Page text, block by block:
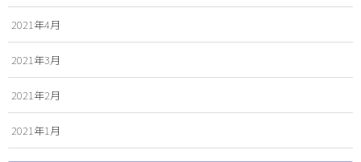
2021年4月
2021年3月
2021年2月
2021年1月